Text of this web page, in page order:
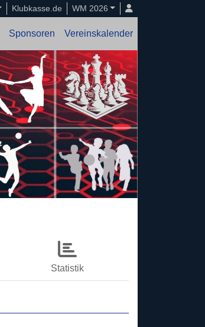
Klubkasse.de WM 2026
Sponsoren Vereinskalender
Statistik